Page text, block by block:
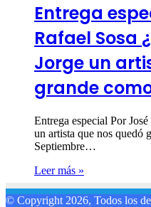
Entrega
Rafael Sosa
Jorge un
grande
Entrega especial Por
un artista que nos quedó
Septiembre…
Leer más »
© Copyright 2026, Todos los